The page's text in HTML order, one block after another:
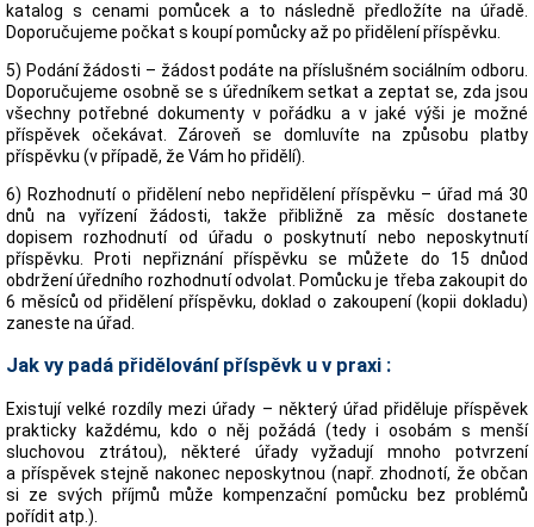
katalog s cenami pomůcek a to následně předložíte na úřadě.
Doporučujeme počkat s koupí pomůcky až po přidělení příspěvku.
5) Podání žádosti – žádost podáte na příslušném sociálním odboru.
Doporučujeme osobně se s úředníkem setkat a zeptat se, zda jsou
všechny potřebné dokumenty v pořádku a v jaké výši je možné
příspěvek očekávat. Zároveň se domluvíte na způsobu platby
příspěvku (v případě, že Vám ho přidělí).
6) Rozhodnutí o přidělení nebo nepřidělení příspěvku – úřad má 30
dnů na vyřízení žádosti, takže přibližně za měsíc dostanete
dopisem rozhodnutí od úřadu o poskytnutí nebo neposkytnutí
příspěvku. Proti nepřiznání příspěvku se můžete do 15 dnůod
obdržení úředního rozhodnutí odvolat. Pomůcku je třeba zakoupit do
6 měsíců od přidělení příspěvku, doklad o zakoupení (kopii dokladu)
zaneste na úřad.
Jak vy padá přidělování příspěvk u v praxi :
Existují velké rozdíly mezi úřady – některý úřad přiděluje příspěvek
prakticky každému, kdo o něj požádá (tedy i osobám s menší
sluchovou ztrátou), některé úřady vyžadují mnoho potvrzení
a příspěvek stejně nakonec neposkytnou (např. zhodnotí, že občan
si ze svých příjmů může kompenzační pomůcku bez problémů
pořídit atp.).